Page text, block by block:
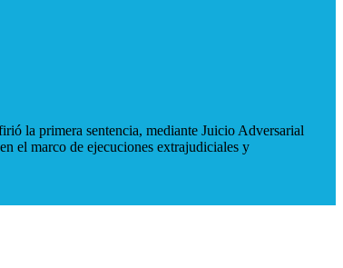
la primera sentencia, mediante Juicio Adversarial
el marco de ejecuciones extrajudiciales y